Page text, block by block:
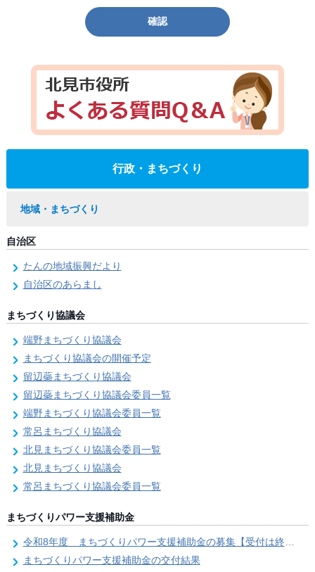
確認
行政・まちづくり
地域・まちづくり
自治区
たんの地域振興だより
自治区のあらまし
まちづくり協議会
端野まちづくり協議会
まちづくり協議会の開催予定
留辺蘂まちづくり協議会
留辺蘂まちづくり協議会委員一覧
端野まちづくり協議会委員一覧
常呂まちづくり協議会
北見まちづくり協議会委員一覧
北見まちづくり協議会
常呂まちづくり協議会委員一覧
まちづくりパワー支援補助金
令和8年度 まちづくりパワー支援補助金の募集【受付は終了しました。】
まちづくりパワー支援補助金の交付結果